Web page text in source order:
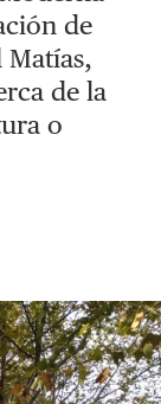
de
Matías,
de la
o